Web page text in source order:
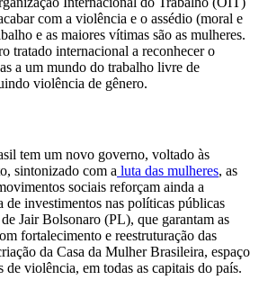
com a violência e o assédio (moral e
e as maiores vítimas são as mulheres.
tratado internacional a reconhecer o
a um mundo do trabalho livre de
violência de gênero.
tem um novo governo, voltado às
sintonizado com a luta das mulheres, as
sociais reforçam ainda a
de investimentos nas políticas públicas
Jair Bolsonaro (PL), que garantam as
fortalecimento e reestruturação das
da Casa da Mulher Brasileira, espaço
violência, em todas as capitais do país.